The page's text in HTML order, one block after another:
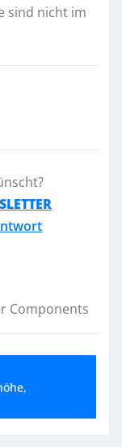
sind nicht im
Components